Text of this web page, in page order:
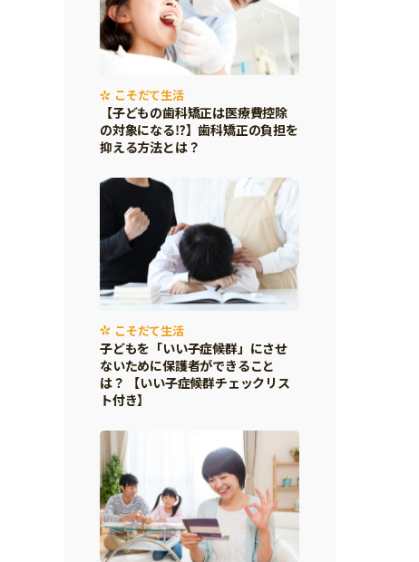
こそだて生活
【子どもの歯科矯正は医療費控除
の対象になる⁉】歯科矯正の負担を
抑える方法とは？
こそだて生活
子どもを「いい子症候群」にさせ
ないために保護者ができること
は？ 【いい子症候群チェックリス
ト付き】